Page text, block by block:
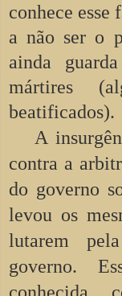
conhece esse
a não ser o
ainda
mártires
beatificados).
A
contra a
do governo
levou os
lutarem
governo.